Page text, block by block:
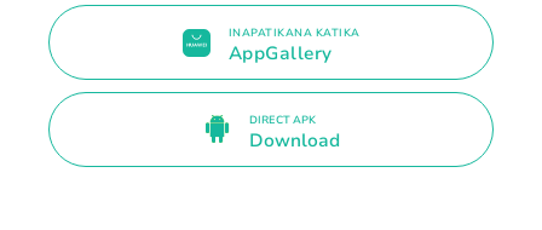
INAPATIKANA KATIKA
AppGallery
DIRECT APK
Download